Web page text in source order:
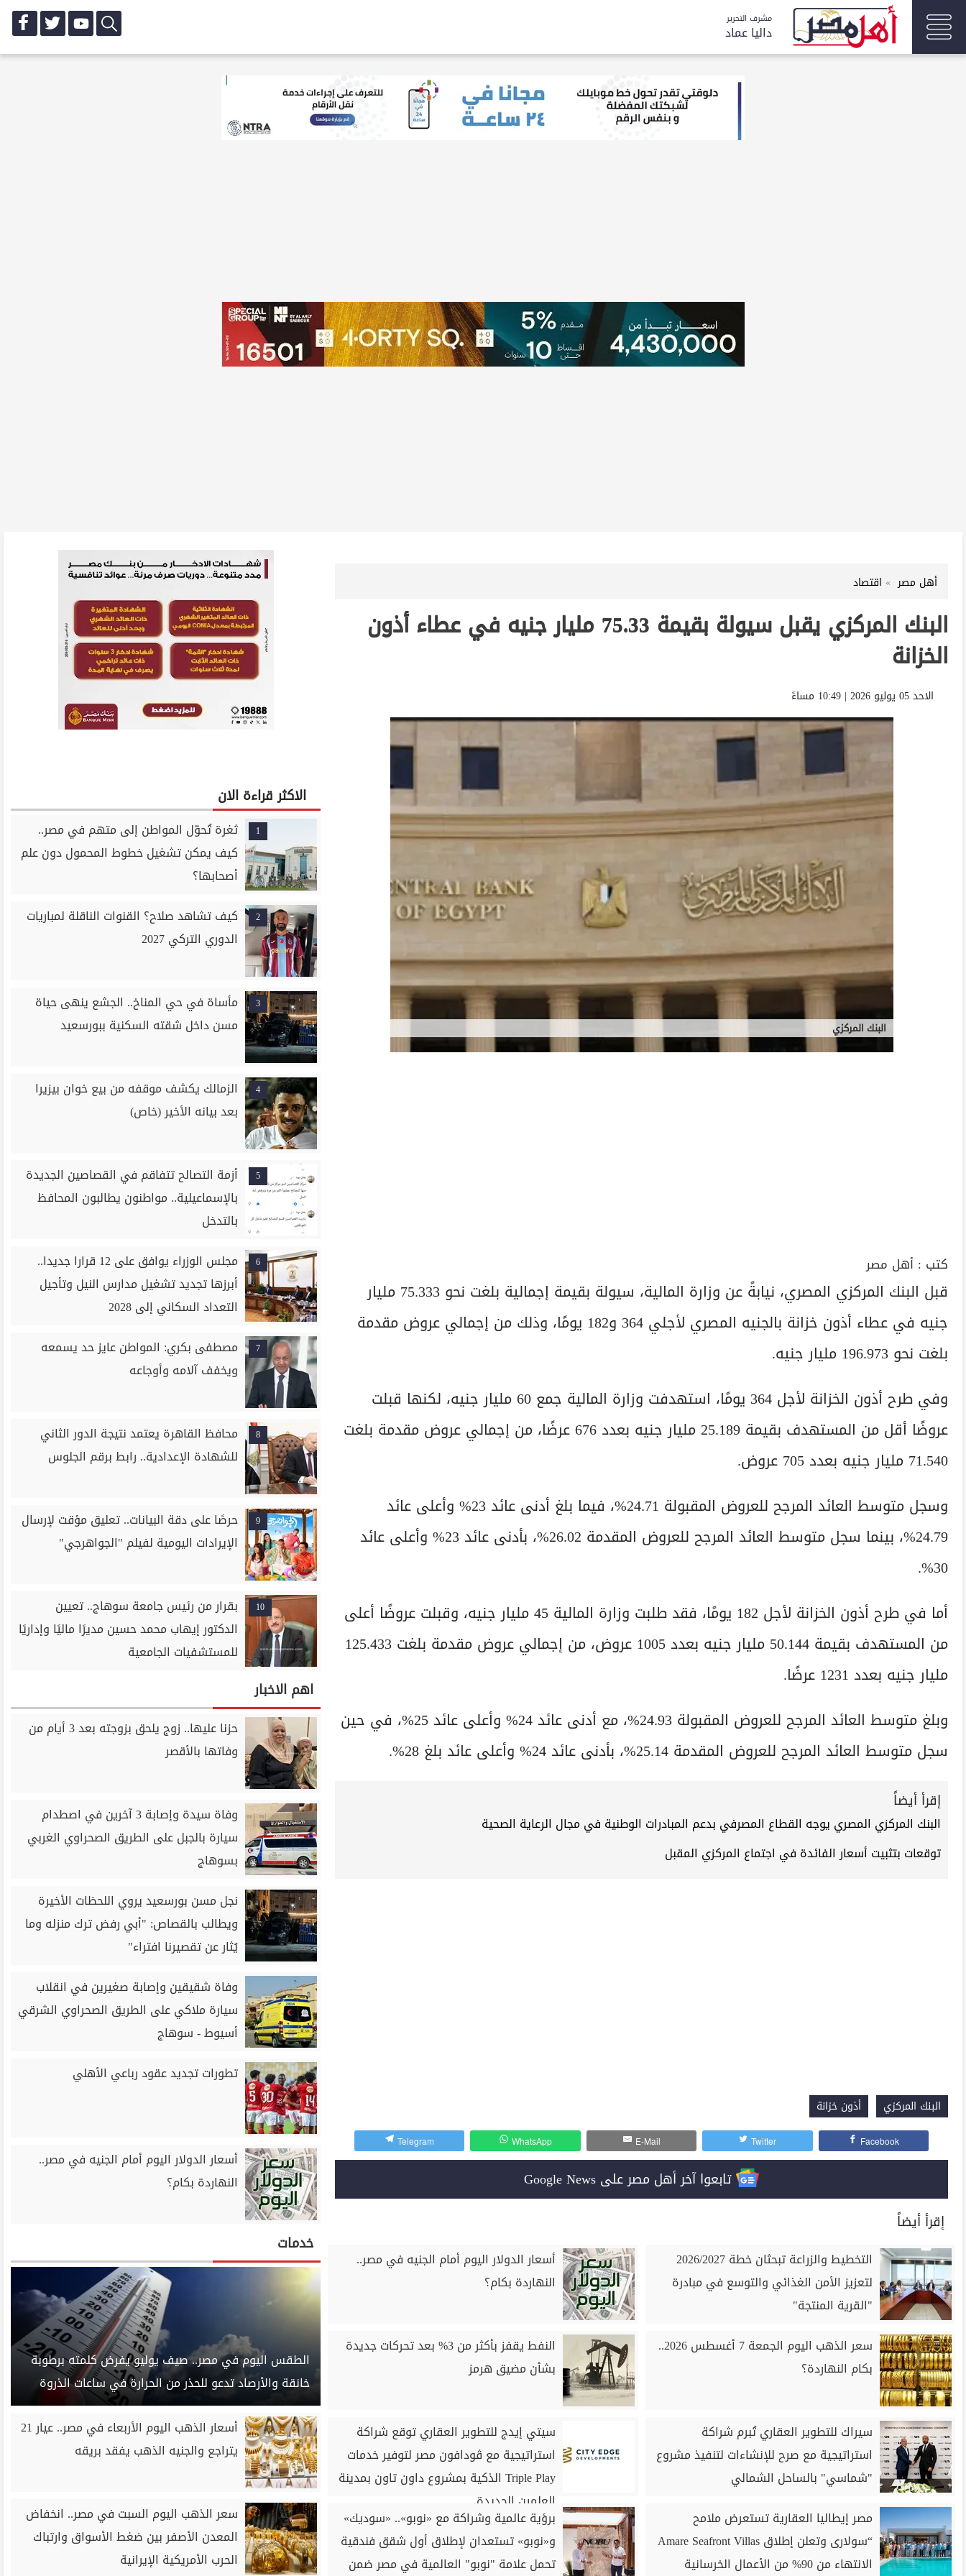
مشرف التحرير
داليا عماد
أهل مصر اقتصاد
البنك المركزي يقبل سيولة بقيمة 75.33 مليار جنيه في عطاء أذون
الخزانة
الاحد 05 يوليو 2026 | 10:49 مساءً
البنك المركزي
كتب : أهل مصر
قبل البنك المركزي المصري، نيابةً عن وزارة المالية، سيولة بقيمة إجمالية بلغت نحو 75.333 مليار
جنيه في عطاء أذون خزانة بالجنيه المصري لأجلي 364 و182 يومًا، وذلك من إجمالي عروض مقدمة
بلغت نحو 196.973 مليار جنيه.
وفي طرح أذون الخزانة لأجل 364 يومًا، استهدفت وزارة المالية جمع 60 مليار جنيه، لكنها قبلت
عروضًا أقل من المستهدف بقيمة 25.189 مليار جنيه بعدد 676 عرضًا، من إجمالي عروض مقدمة بلغت
71.540 مليار جنيه بعدد 705 عروض.
وسجل متوسط العائد المرجح للعروض المقبولة 24.71%، فيما بلغ أدنى عائد 23% وأعلى عائد
24.79%، بينما سجل متوسط العائد المرجح للعروض المقدمة 26.02%، بأدنى عائد 23% وأعلى عائد
30%.
أما في طرح أذون الخزانة لأجل 182 يومًا، فقد طلبت وزارة المالية 45 مليار جنيه، وقبلت عروضًا أعلى
من المستهدف بقيمة 50.144 مليار جنيه بعدد 1005 عروض، من إجمالي عروض مقدمة بلغت 125.433
مليار جنيه بعدد 1231 عرضًا.
وبلغ متوسط العائد المرجح للعروض المقبولة 24.93%، مع أدنى عائد 24% وأعلى عائد 25%، في حين
سجل متوسط العائد المرجح للعروض المقدمة 25.14%، بأدنى عائد 24% وأعلى عائد بلغ 28%.
إقرأ أيضاً
البنك المركزي المصري يوجه القطاع المصرفي بدعم المبادرات الوطنية في مجال الرعاية الصحية
توقعات بتثبيت أسعار الفائدة في اجتماع المركزي المقبل
البنك المركزي أذون خزانة
Facebook
Twitter
E-Mail
WhatsApp
Telegram
تابعوا آخر أهل مصر على Google News
إقرأ أيضاً
التخطيط والزراعة تبحثان خطة 2026/2027
لتعزيز الأمن الغذائي والتوسع في مبادرة
"القرية المنتجة"
أسعار الدولار اليوم أمام الجنيه في مصر..
النهاردة بكام؟
سعر الذهب اليوم الجمعة 7 أغسطس 2026..
بكام النهاردة؟
النفط يقفز بأكثر من 3% بعد تحركات جديدة
بشأن مضيق هرمز
سيراك للتطوير العقاري تُبرم شراكة
استراتيجية مع صرح للإنشاءات لتنفيذ مشروع
"شماسي" بالساحل الشمالي
سيتي إيدج للتطوير العقاري توقع شراكة
استراتيجية مع ڤودافون مصر لتوفير خدمات
Triple Play الذكية بمشروع داون تاون بمدينة
العلمين الجديدة
مصر إيطاليا العقارية تستعرض ملامح
“سولارى وتعلن إطلاق Amare Seafront Villas
الانتهاء من 90% من الأعمال الخرسانية
برؤية عالمية وشراكة مع «نوبو».. «سوديك»
و«نوبو» تستعدان لإطلاق أول شقق فندقية
تحمل علامة "نوبو" العالمية في مصر ضمن
الاكثر قراءة الان
1
ثغرة تُحوّل المواطن إلى متهم في مصر..
كيف يمكن تشغيل خطوط المحمول دون علم
أصحابها؟
2
كيف تشاهد صلاح؟ القنوات الناقلة لمباريات
الدوري التركي 2027
3
مأساة في حي المناخ.. الجشع ينهى حياة
مسن داخل شقته السكنية ببورسعيد
4
الزمالك يكشف موقفه من بيع خوان بيزيرا
بعد بيانه الأخير (خاص)
5
أزمة التصالح تتفاقم في القصاصين الجديدة
بالإسماعيلية.. مواطنون يطالبون المحافظ
بالتدخل
6
مجلس الوزراء يوافق على 12 قرارا جديدا..
أبرزها تجديد تشغيل مدارس النيل وتأجيل
التعداد السكاني إلى 2028
7
مصطفى بكري: المواطن عايز حد يسمعه
ويخفف آلامه وأوجاعه
8
محافظ القاهرة يعتمد نتيجة الدور الثاني
للشهادة الإعدادية.. رابط برقم الجلوس
9
حرصًا على دقة البيانات.. تعليق مؤقت لإرسال
الإيرادات اليومية لفيلم "الجواهرجي"
10
بقرار من رئيس جامعة سوهاج.. تعيين
الدكتور إيهاب محمد حسين مديرًا ماليًا وإداريًا
للمستشفيات الجامعية
اهم الاخبار
حزنا عليها.. زوج يلحق بزوجته بعد 3 أيام من
وفاتها بالأقصر
وفاة سيدة وإصابة 3 آخرين في اصطدام
سيارة بالجبل على الطريق الصحراوي الغربي
بسوهاج
نجل مسن بورسعيد يروي اللحظات الأخيرة
ويطالب بالقصاص: "أبي رفض ترك منزله وما
يُثار عن تقصيرنا افتراء"
وفاة شقيقين وإصابة صغيرين في انقلاب
سيارة ملاكي على الطريق الصحراوي الشرقي
أسيوط - سوهاج
تطورات تجديد عقود رباعي الأهلي
أسعار الدولار اليوم أمام الجنيه في مصر..
النهاردة بكام؟
خدمات
الطقس اليوم في مصر.. صيف يوليو يفرض كلمته برطوبة
خانقة والأرصاد تدعو للحذر من الحرارة في ساعات الذروة
أسعار الذهب اليوم الأربعاء في مصر.. عيار 21
يتراجع والجنيه الذهب يفقد بريقه
سعر الذهب اليوم السبت في مصر.. انخفاض
المعدن الأصفر بين ضغط الأسواق وارتباك
الحرب الأمريكية الإيرانية